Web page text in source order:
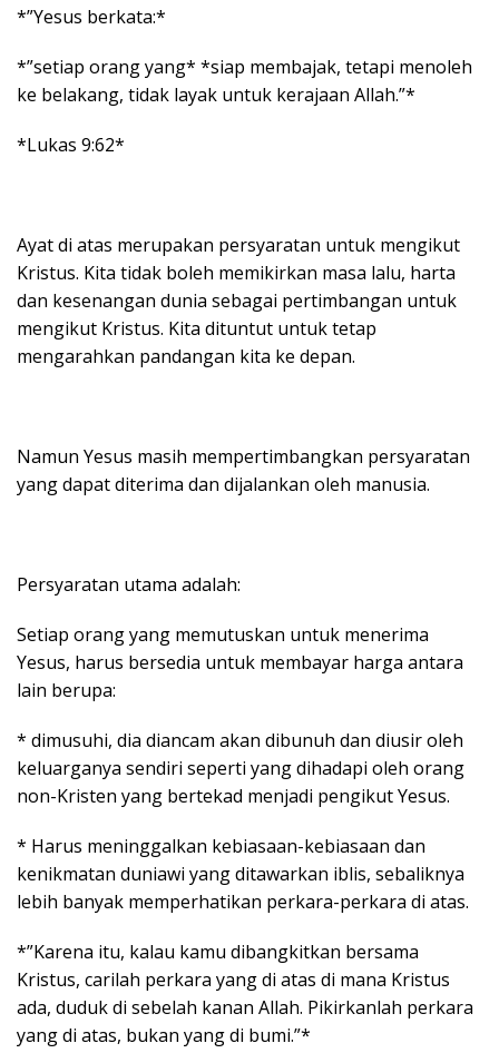
*”Yesus berkata:*
*”setiap orang yang* *siap membajak, tetapi menoleh
ke belakang, tidak layak untuk kerajaan Allah.”*
*Lukas 9:62*
Ayat di atas merupakan persyaratan untuk mengikut
Kristus. Kita tidak boleh memikirkan masa lalu, harta
dan kesenangan dunia sebagai pertimbangan untuk
mengikut Kristus. Kita dituntut untuk tetap
mengarahkan pandangan kita ke depan.
Namun Yesus masih mempertimbangkan persyaratan
yang dapat diterima dan dijalankan oleh manusia.
Persyaratan utama adalah:
Setiap orang yang memutuskan untuk menerima
Yesus, harus bersedia untuk membayar harga antara
lain berupa:
* dimusuhi, dia diancam akan dibunuh dan diusir oleh
keluarganya sendiri seperti yang dihadapi oleh orang
non-Kristen yang bertekad menjadi pengikut Yesus.
* Harus meninggalkan kebiasaan-kebiasaan dan
kenikmatan duniawi yang ditawarkan iblis, sebaliknya
lebih banyak memperhatikan perkara-perkara di atas.
*”Karena itu, kalau kamu dibangkitkan bersama
Kristus, carilah perkara yang di atas di mana Kristus
ada, duduk di sebelah kanan Allah. Pikirkanlah perkara
yang di atas, bukan yang di bumi.”*